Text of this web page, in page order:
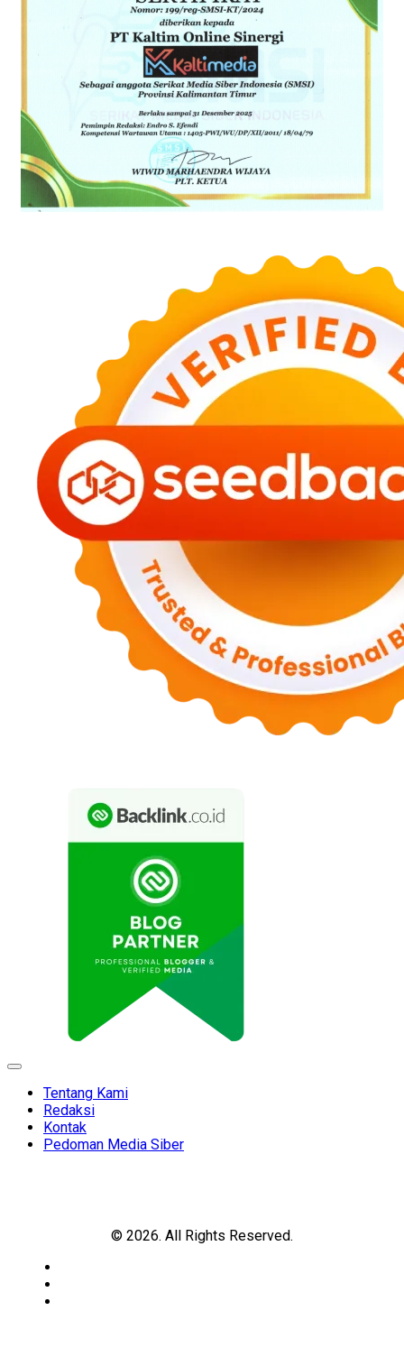
Expand
Tentang Kami
Redaksi
Kontak
Pedoman Media Siber
© 2026. All Rights Reserved.